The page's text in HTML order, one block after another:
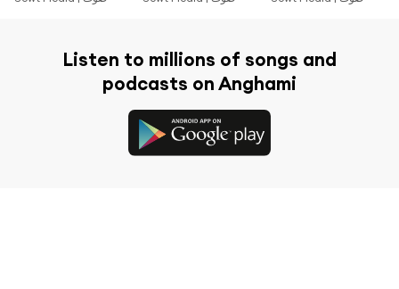
Listen to millions of songs and
podcasts on Anghami